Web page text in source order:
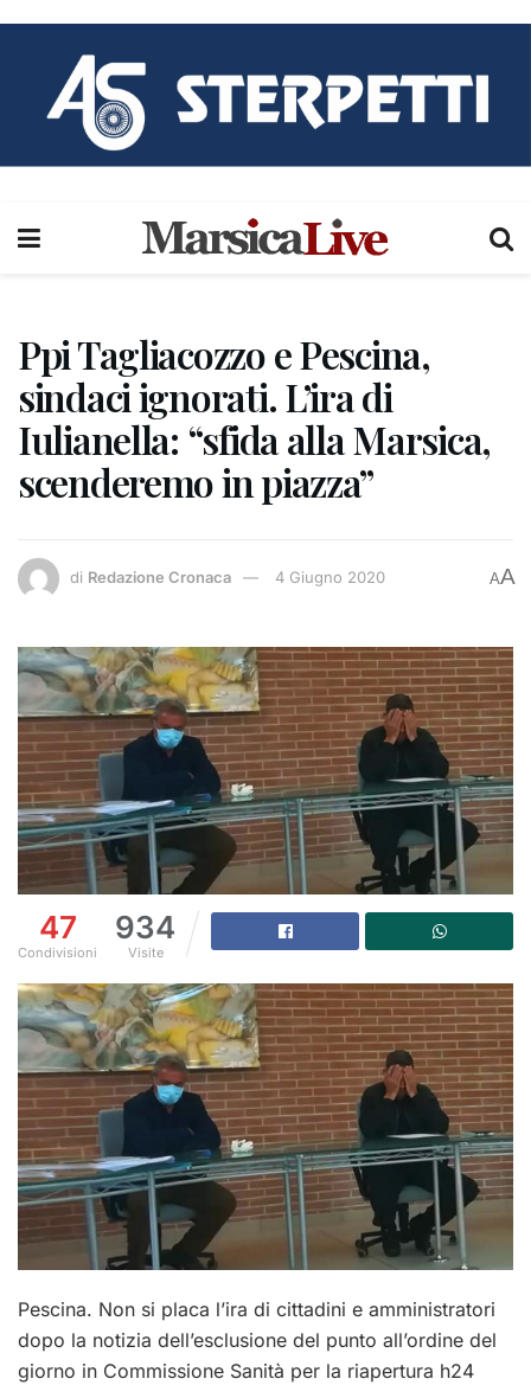
Ppi Tagliacozzo e Pescina,
sindaci ignorati. L’ira di
Iulianella: “sfida alla Marsica,
scenderemo in piazza”
di Redazione Cronaca 4 Giugno 2020 AA
47
Condivisioni
934
Visite
Pescina. Non si placa l’ira di cittadini e amministratori
dopo la notizia dell’esclusione del punto all’ordine del
giorno in Commissione Sanità per la riapertura h24